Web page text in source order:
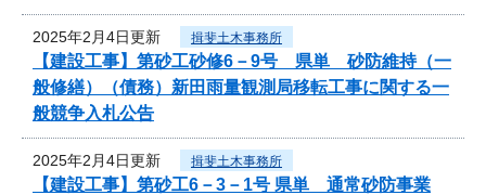
2025年2月4日更新 揖斐土木事務所
【建設工事】第砂工砂修6－9号 県単 砂防維持（一
般修繕）（債務）新田雨量観測局移転工事に関する一
般競争入札公告
2025年2月4日更新 揖斐土木事務所
【建設工事】第砂工6－3－1号 県単 通常砂防事業